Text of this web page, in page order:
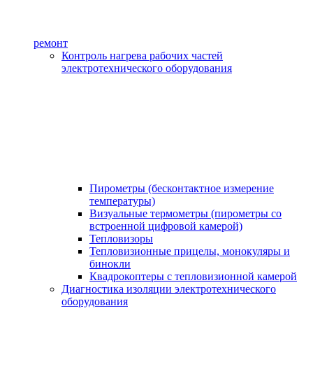
ремонт
Контроль нагрева рабочих частей
электротехнического оборудования
Пирометры (бесконтактное измерение
температуры)
Визуальные термометры (пирометры со
встроенной цифровой камерой)
Тепловизоры
Тепловизионные прицелы, монокуляры и
бинокли
Квадрокоптеры с тепловизионной камерой
Диагностика изоляции электротехнического
оборудования